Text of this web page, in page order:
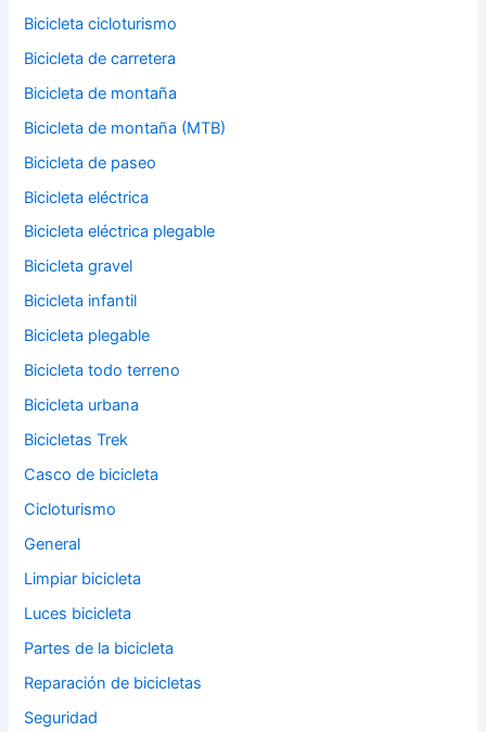
Bicicleta cicloturismo
Bicicleta de carretera
Bicicleta de montaña
Bicicleta de montaña (MTB)
Bicicleta de paseo
Bicicleta eléctrica
Bicicleta eléctrica plegable
Bicicleta gravel
Bicicleta infantil
Bicicleta plegable
Bicicleta todo terreno
Bicicleta urbana
Bicicletas Trek
Casco de bicicleta
Cicloturismo
General
Limpiar bicicleta
Luces bicicleta
Partes de la bicicleta
Reparación de bicicletas
Seguridad